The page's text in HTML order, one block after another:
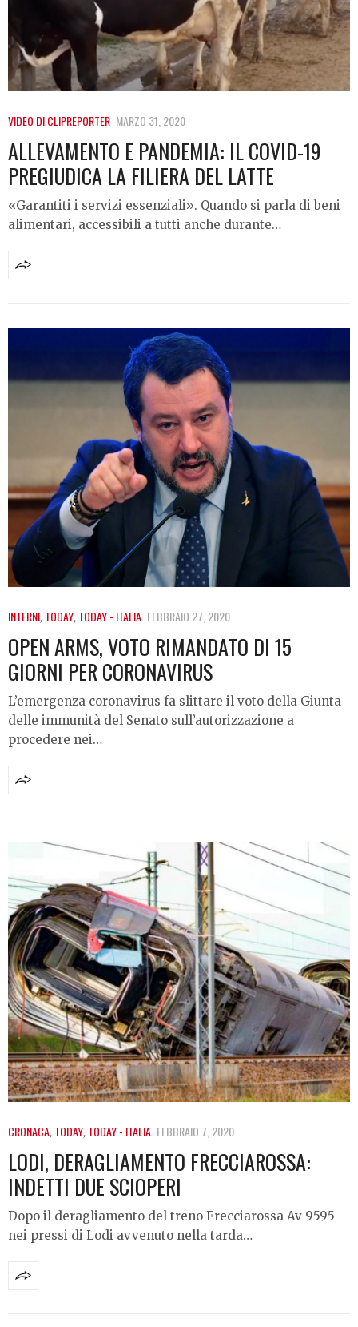
VIDEO DI CLIPREPORTER MARZO 31, 2020
ALLEVAMENTO E PANDEMIA: IL COVID-19
PREGIUDICA LA FILIERA DEL LATTE
«Garantiti i servizi essenziali». Quando si parla di beni
alimentari, accessibili a tutti anche durante…
INTERNI,TODAY,TODAY - ITALIA FEBBRAIO 27, 2020
OPEN ARMS, VOTO RIMANDATO DI 15
GIORNI PER CORONAVIRUS
L’emergenza coronavirus fa slittare il voto della Giunta
delle immunità del Senato sull’autorizzazione a
procedere nei…
CRONACA,TODAY,TODAY - ITALIA FEBBRAIO 7, 2020
LODI, DERAGLIAMENTO FRECCIAROSSA:
INDETTI DUE SCIOPERI
Dopo il deragliamento del treno Frecciarossa Av 9595
nei pressi di Lodi avvenuto nella tarda…